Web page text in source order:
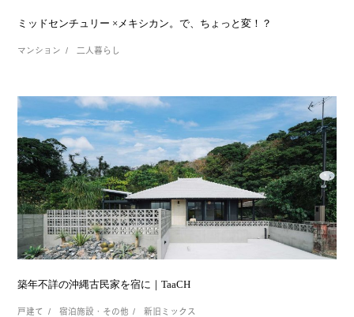
ミッドセンチュリー ×メキシカン。で、ちょっと変！？
マンション 二人暮らし
築年不詳の沖縄古民家を宿に｜TaaCH
戸建て 宿泊施設・その他 新旧ミックス